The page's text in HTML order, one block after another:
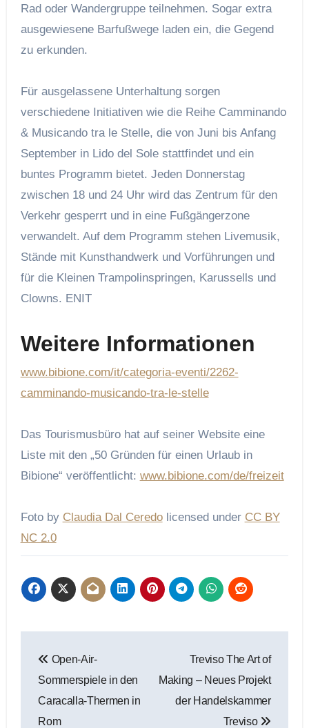
Rad oder Wandergruppe teilnehmen. Sogar extra
ausgewiesene Barfußwege laden ein, die Gegend
zu erkunden.
Für ausgelassene Unterhaltung sorgen
verschiedene Initiativen wie die Reihe Camminando
& Musicando tra le Stelle, die von Juni bis Anfang
September in Lido del Sole stattfindet und ein
buntes Programm bietet. Jeden Donnerstag
zwischen 18 und 24 Uhr wird das Zentrum für den
Verkehr gesperrt und in eine Fußgängerzone
verwandelt. Auf dem Programm stehen Livemusik,
Stände mit Kunsthandwerk und Vorführungen und
für die Kleinen Trampolinspringen, Karussells und
Clowns. ENIT
Weitere Informationen
www.bibione.com/it/categoria-eventi/2262-
camminando-musicando-tra-le-stelle
Das Tourismusbüro hat auf seiner Website eine
Liste mit den „50 Gründen für einen Urlaub in
Bibione“ veröffentlicht: www.bibione.com/de/freizeit
Foto by Claudia Dal Ceredolicensed under CC BY
NC 2.0
Open-Air-
Sommerspiele in den
Caracalla-Thermen in
Rom
Treviso The Art of
Making – Neues Projekt
der Handelskammer
Treviso